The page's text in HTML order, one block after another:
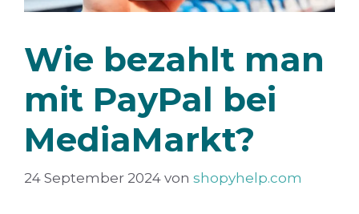
Wie bezahlt man
mit PayPal bei
MediaMarkt?
24 September 2024 von shopyhelp.com